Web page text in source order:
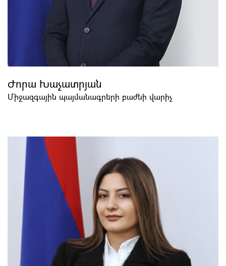
Ժորա Խաչատրյան
Միջազգային պայմանագրերի բաժնի վարիչ